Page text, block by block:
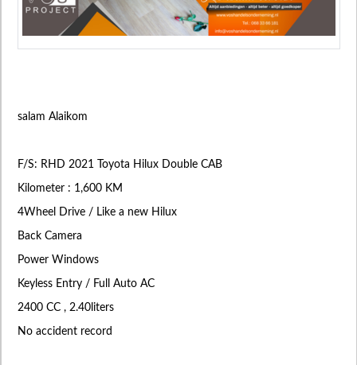
salam Alaikom
F/S: RHD 2021 Toyota Hilux Double CAB
Kilometer : 1,600 KM
4Wheel Drive / Like a new Hilux
Back Camera
Power Windows
Keyless Entry / Full Auto AC
2400 CC , 2.40liters
No accident record